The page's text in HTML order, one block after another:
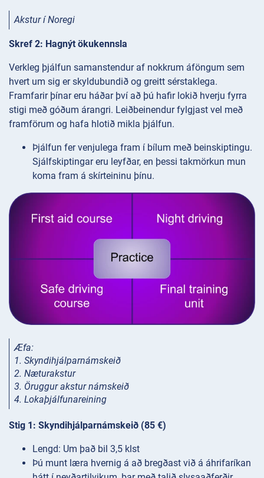
Akstur í Noregi
Skref 2: Hagnýt ökukennsla
Verkleg þjálfun samanstendur af nokkrum áföngum sem
hvert um sig er skyldubundið og greitt sérstaklega.
Framfarir þínar eru háðar því að þú hafir lokið hverju fyrra
stigi með góðum árangri. Leiðbeinendur fylgjast vel með
framförum og hafa hlotið mikla þjálfun.
Þjálfun fer venjulega fram í bílum með beinskiptingu.
Sjálfskiptingar eru leyfðar, en þessi takmörkun mun
koma fram á skírteininu þínu.
Æfa:
1. Skyndihjálparnámskeið
2. Næturakstur
3. Öruggur akstur námskeið
4. Lokaþjálfunareining
Stig 1: Skyndihjálparnámskeið (85 €)
Lengd: Um það bil 3,5 klst
Þú munt læra hvernig á að bregðast við á áhrifaríkan